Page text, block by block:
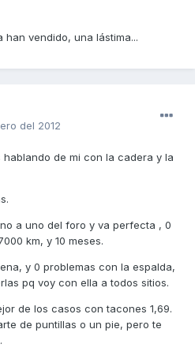
vendido, una lástima...
del 2012
de mi con la cadera y la
a uno del foro y va perfecta , 0
km, y 10 meses.
y 0 problemas con la espalda,
pq voy con ella a todos sitios.
de los casos con tacones 1,69.
de puntillas o un pie, pero te